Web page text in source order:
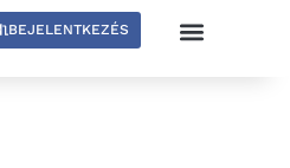
BEJELENTKEZÉS